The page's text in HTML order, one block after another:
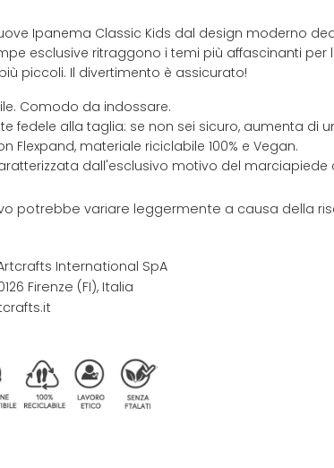
Ipanema Classic Kids dal design moderno
esclusive ritraggono i temi più affascinanti
piccoli. Il divertimento è assicurato!
Comodo da indossare.
fedele alla taglia: se non sei sicuro, aumenta di
Flexpand, materiale riciclabile 100% e Vegan.
dall'esclusivo motivo del
potrebbe variare leggermente a causa della
International SpA
Firenze (FI), Italia